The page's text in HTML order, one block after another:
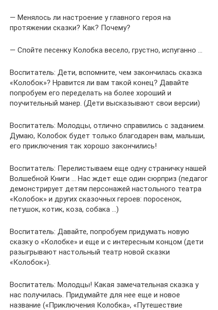
— Менялось ли настроение у главного героя на
протяжении сказки? Как? Почему?
— Спойте песенку Колобка весело, грустно, испуганно …
Воспитатель: Дети, вспомните, чем закончилась сказка
«Колобок»? Нравится ли вам такой конец? Давайте
попробуем его переделать на более хороший и
поучительный манер. (Дети высказывают свои версии)
Воспитатель: Молодцы, отлично справились с заданием.
Думаю, Колобок будет только благодарен вам, малыши,
его приключения так хорошо закончились!
Воспитатель: Перелистываем еще одну страничку нашей
Волшебной Книги … Нас ждет еще один сюрприз (педагог
демонстрирует детям персонажей настольного театра
«Колобок» и других сказочных героев: поросенок,
петушок, котик, коза, собака …)
Воспитатель: Давайте, попробуем придумать новую
сказку о «Колобке» и еще и с интересным концом (дети
разыгрывают настольный театр новой сказки
«Колобок»).
Воспитатель: Молодцы! Какая замечательная сказка у
нас получилась. Придумайте для нее еще ​​и новое
название («Приключения Колобка», «Путешествие